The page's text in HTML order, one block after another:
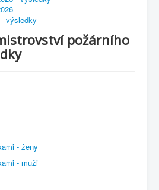
výsledky
požárního
- ženy
- muži